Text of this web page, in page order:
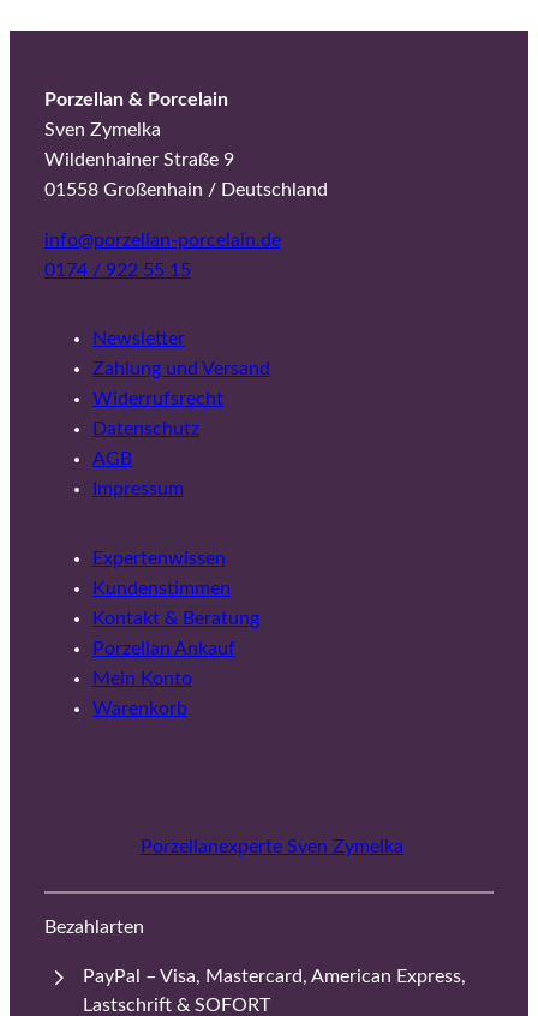
Porzellan & Porcelain
Sven Zymelka
Wildenhainer Straße 9
01558 Großenhain / Deutschland
info@porzellan-porcelain.de
0174 / 922 55 15
Newsletter
Zahlung und Versand
Widerrufsrecht
Datenschutz
AGB
Impressum
Expertenwissen
Kundenstimmen
Kontakt & Beratung
Porzellan Ankauf
Mein Konto
Warenkorb
Porzellanexperte Sven Zymelka
Bezahlarten
PayPal – Visa, Mastercard, American Express,
Lastschrift & SOFORT